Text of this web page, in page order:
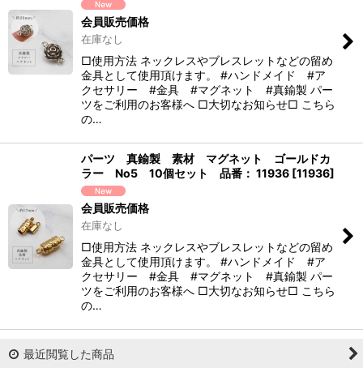
会員販売価格
在庫なし
□使用方法 ネックレスやブレスレットなどの留め
金具として使用頂けます。 #ハンドメイド #ア
クセサリー #金具 #マグネット #真鍮製 パー
ツをご利用のお客様へ □大切なお知らせ□ こちら
の…
パーツ 真鍮製 素材 マグネット ゴールドカ
ラー No5 10個セット 品番： 11936 [11936]
会員販売価格
在庫なし
□使用方法 ネックレスやブレスレットなどの留め
金具として使用頂けます。 #ハンドメイド #ア
クセサリー #金具 #マグネット #真鍮製 パー
ツをご利用のお客様へ □大切なお知らせ□ こちら
の…
最近閲覧した商品